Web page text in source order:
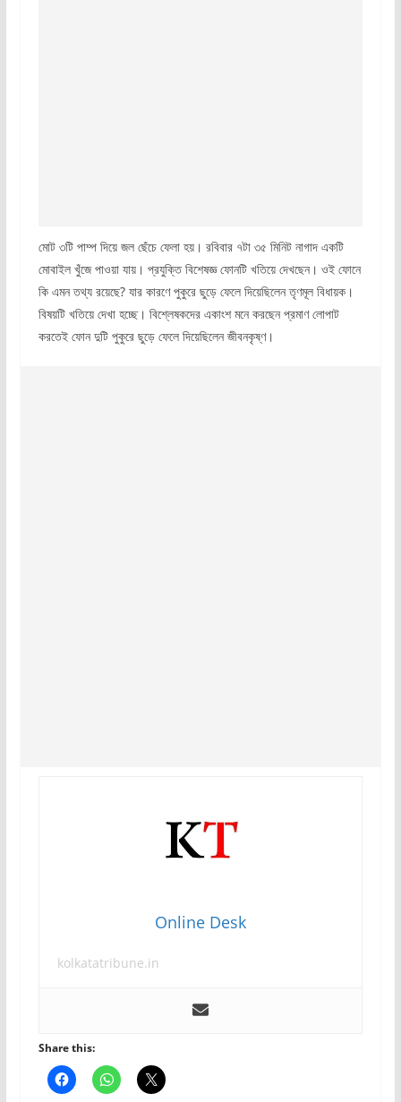
মোট ৩টি পাম্প দিয়ে জল ছেঁচে ফেলা হয়। রবিবার ৭টা ৩৫ মিনিট নাগাদ একটি
মোবাইল খুঁজে পাওয়া যায়। প্রযুক্তি বিশেষজ্ঞ ফোনটি খতিয়ে দেখছেন। ওই ফোনে
কি এমন তথ্য রয়েছে? যার কারণে পুকুরে ছুড়ে ফেলে দিয়েছিলেন তৃণমূল বিধায়ক।
বিষয়টি খতিয়ে দেখা হচ্ছে। বিশ্লেষকদের একাংশ মনে করছেন প্রমাণ লোপাট
করতেই ফোন দুটি পুকুরে ছুড়ে ফেলে দিয়েছিলেন জীবনকৃষ্ণ।
Online Desk
kolkatatribune.in
Share this: